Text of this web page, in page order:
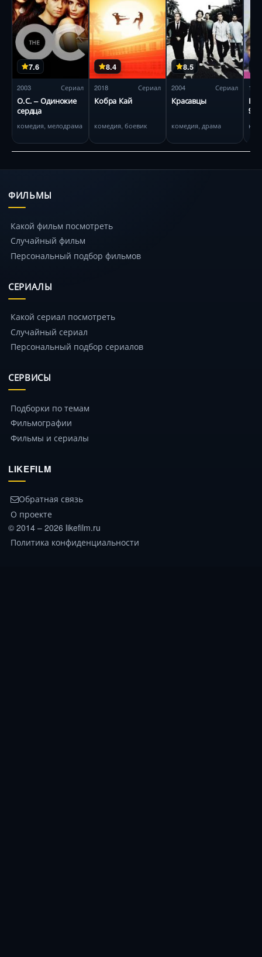
7.6
2003 Сериал
О.С. – Одинокие
сердца
комедия, мелодрама
8.4
2018 Сериал
Кобра Кай
комедия, боевик
8.5
2004 Сериал
Красавцы
комедия, драма
1990
ФИЛЬМЫ
Какой фильм посмотреть
Случайный фильм
Персональный подбор фильмов
СЕРИАЛЫ
Какой сериал посмотреть
Случайный сериал
Персональный подбор сериалов
СЕРВИСЫ
Подборки по темам
Фильмографии
Фильмы и сериалы
LIKEFILM
Обратная связь
О проекте
© 2014 – 2026 likefilm.ru
Политика конфиденциальности